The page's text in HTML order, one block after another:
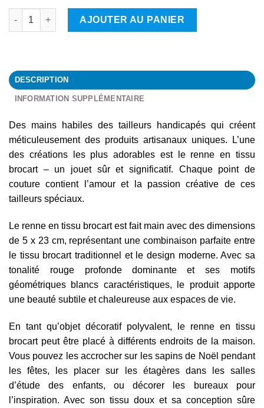
quantité de Renne
AJOUTER AU PANIER
DESCRIPTION
INFORMATION SUPPLÉMENTAIRE
Des mains habiles des tailleurs handicapés qui créent
méticuleusement des produits artisanaux uniques. L’une
des créations les plus adorables est le renne en tissu
brocart – un jouet sûr et significatif. Chaque point de
couture contient l’amour et la passion créative de ces
tailleurs spéciaux.
Le renne en tissu brocart est fait main avec des dimensions
de 5 x 23 cm, représentant une combinaison parfaite entre
le tissu brocart traditionnel et le design moderne. Avec sa
tonalité rouge profonde dominante et ses motifs
géométriques blancs caractéristiques, le produit apporte
une beauté subtile et chaleureuse aux espaces de vie.
En tant qu’objet décoratif polyvalent, le renne en tissu
brocart peut être placé à différents endroits de la maison.
Vous pouvez les accrocher sur les sapins de Noël pendant
les fêtes, les placer sur les étagères dans les salles
d’étude des enfants, ou décorer les bureaux pour
l’inspiration. Avec son tissu doux et sa conception sûre